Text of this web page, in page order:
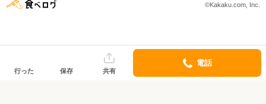
©Kakaku.com, Inc.
行った 保存 共有
電話